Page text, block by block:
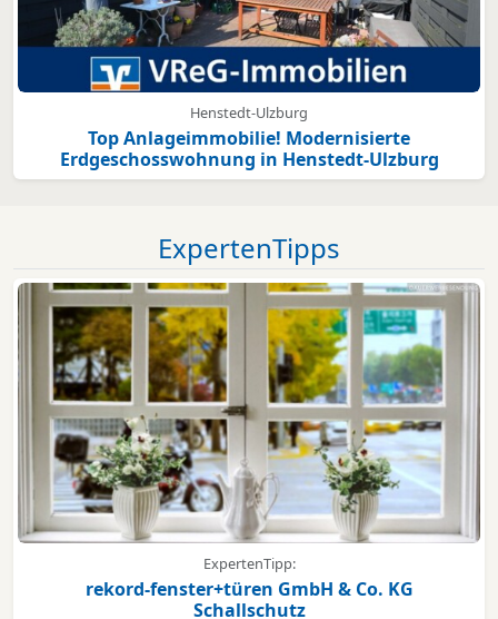
Henstedt-Ulzburg
Top Anlageimmobilie! Modernisierte
Erdgeschosswohnung in Henstedt-Ulzburg
ExpertenTipps
ExpertenTipp:
rekord-fenster+türen GmbH & Co. KG
Schallschutz